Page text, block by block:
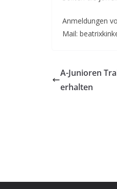
Anmeldungen
Mail:
A-Junioren
erhalten